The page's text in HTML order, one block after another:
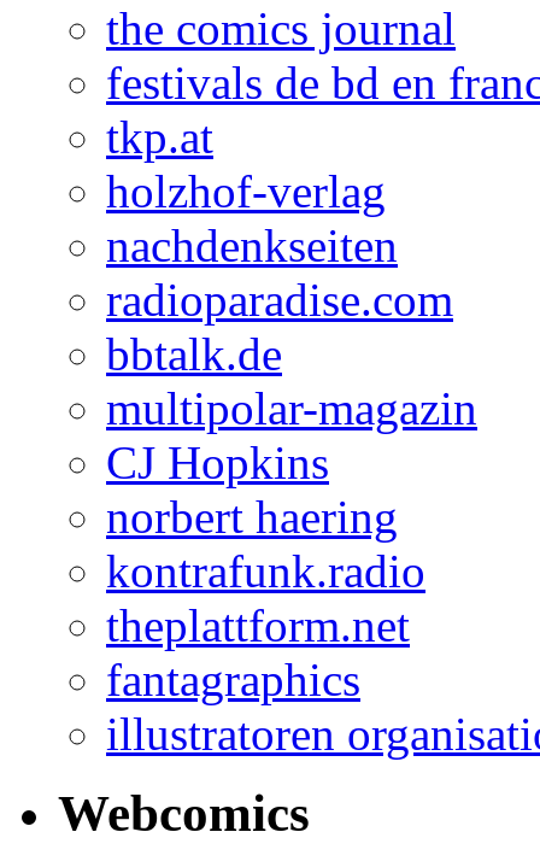
the comics journal
festivals de bd en
tkp.at
holzhof-verlag
nachdenkseiten
radioparadise.com
bbtalk.de
multipolar-magazin
CJ Hopkins
norbert haering
kontrafunk.radio
theplattform.net
fantagraphics
illustratoren
Webcomics